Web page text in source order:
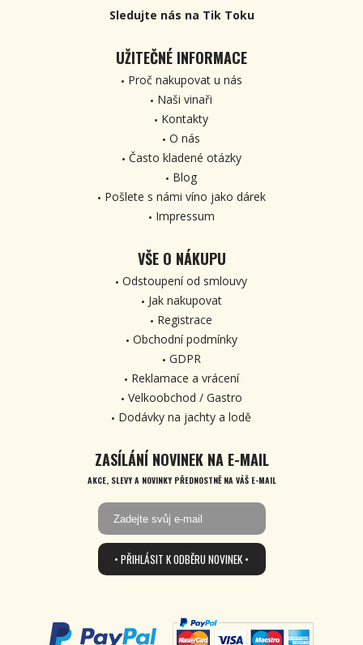
Sledujte nás na Tik Toku
UŽITEČNÉ INFORMACE
Proč nakupovat u nás
Naši vinaři
Kontakty
O nás
Často kladené otázky
Blog
Pošlete s námi víno jako dárek
Impressum
VŠE O NÁKUPU
Odstoupení od smlouvy
Jak nakupovat
Registrace
Obchodní podmínky
GDPR
Reklamace a vrácení
Velkoobchod / Gastro
Dodávky na jachty a lodě
ZASÍLÁNÍ NOVINEK NA E-MAIL
AKCE, SLEVY A NOVINKY PŘEDNOSTNĚ NA VÁŠ E-MAIL
• PŘIHLÁSIT K ODBĚRU NOVINEK •